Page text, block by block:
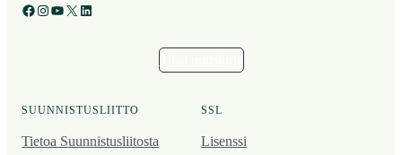
Facebook Instagram YouTube X LinkedIn
SUUNNISTUSLIITTO
Tietoa Suunnistusliitosta
SSL
Lisenssi